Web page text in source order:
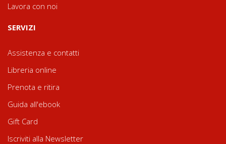
Lavora con noi
SERVIZI
Assistenza e contatti
Libreria online
Prenota e ritira
Guida all'ebook
Gift Card
Iscriviti alla Newsletter